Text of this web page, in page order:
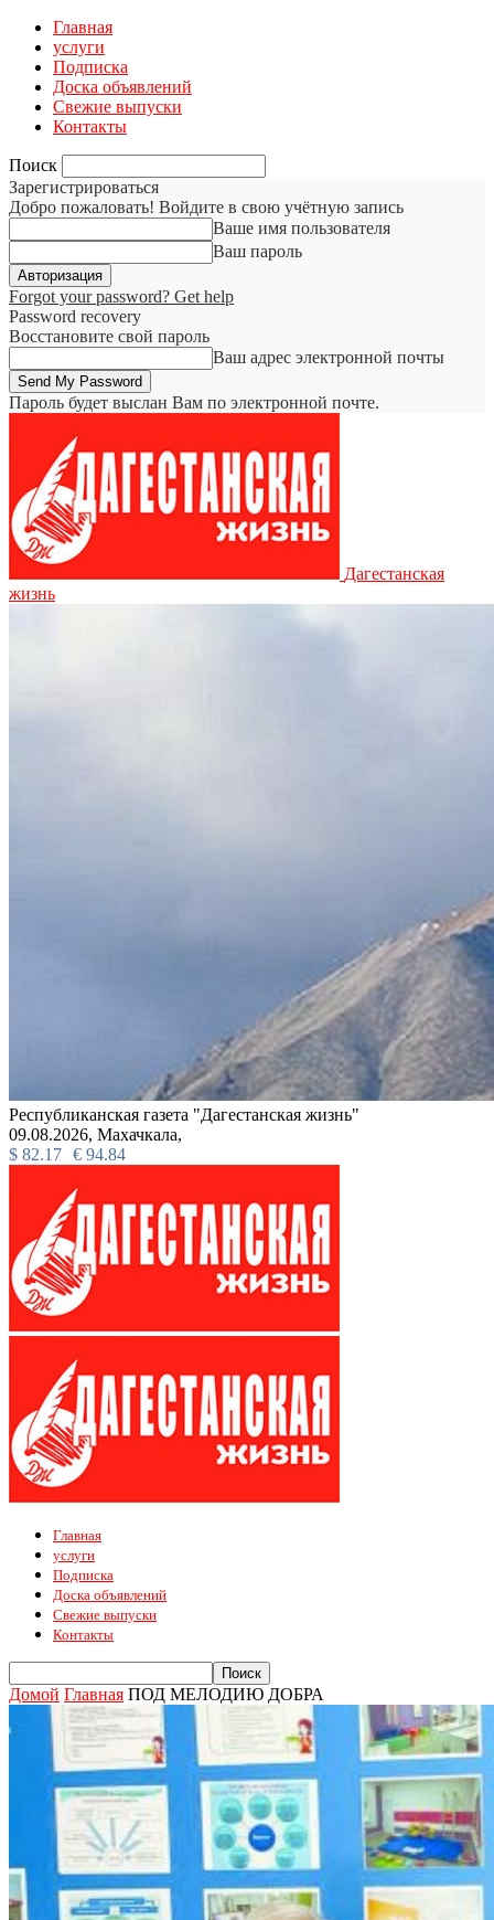
Главная
услуги
Подписка
Доска объявлений
Свежие выпуски
Контакты
Поиск
Зарегистрироваться
Добро пожаловать! Войдите в свою учётную запись
Ваше имя пользователя
Ваш пароль
Forgot your password? Get help
Password recovery
Восстановите свой пароль
Ваш адрес электронной почты
Пароль будет выслан Вам по электронной почте.
Дагестанская
жизнь
Республиканская газета "Дагестанская жизнь"
09.08.2026, Махачкала,
$ 82.17 € 94.84
Главная
услуги
Подписка
Доска объявлений
Свежие выпуски
Контакты
Домой Главная ПОД МЕЛОДИЮ ДОБРА